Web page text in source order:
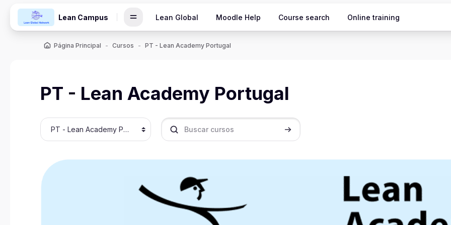
Lean Campus Lean Global Moodle Help Course search Online training
Página Principal Cursos PT - Lean Academy Portugal
PT - Lean Academy Portugal
Categorías Buscar cursos Buscar cursos